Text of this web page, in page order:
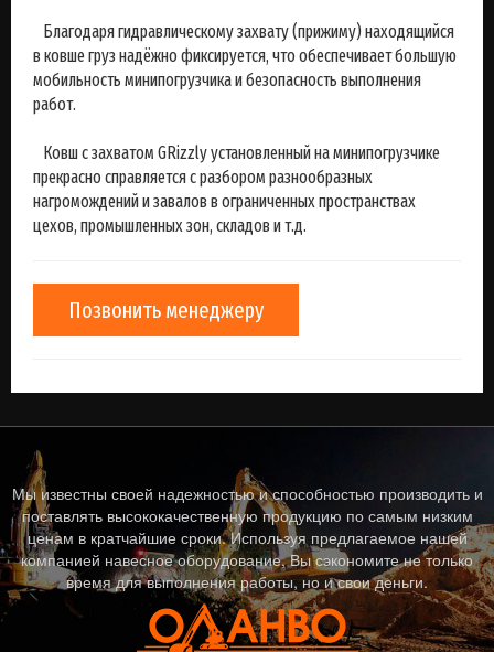
Благодаря гидравлическому захвату (прижиму) находящийся
в ковше груз надёжно фиксируется, что обеспечивает большую
мобильность минипогрузчика и безопасность выполнения
работ.
Ковш с захватом GRizzly установленный на минипогрузчике
прекрасно справляется с разбором разнообразных
нагромождений и завалов в ограниченных пространствах
цехов, промышленных зон, складов и т.д.
Позвонить менеджеру
Мы известны своей надежностью и способностью производить и
поставлять высококачественную продукцию по самым низким
ценам в кратчайшие сроки. Используя предлагаемое нашей
компанией навесное оборудование, Вы сэкономите не только
время для выполнения работы, но и свои деньги.